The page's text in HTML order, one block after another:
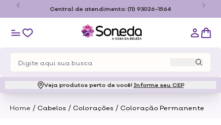
Central de atendimento: (11) 93026-1564
Veja produtos perto de você! Informe seu CEP
Home / Cabelos / Colorações / Coloração Permanente